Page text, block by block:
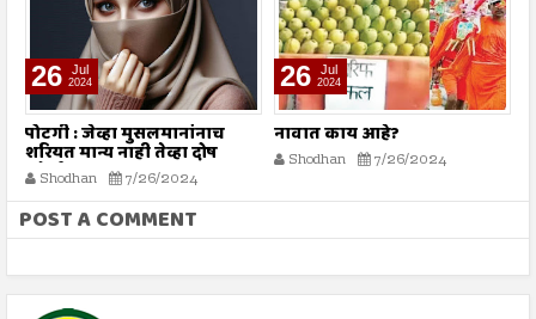
26 Jul
2024
पोटगी : जेव्हा मुसलमानांनाच
शरियत मान्य नाही तेव्हा दोष
कोर्टाला कसा द्यावा?
Shodhan 7/26/2024
26 Jul
2024
नावात काय आहे?
Shodhan 7/26/2024
POST A COMMENT